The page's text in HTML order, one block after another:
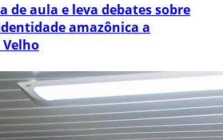
de aula e leva debates sobre
amazônica a